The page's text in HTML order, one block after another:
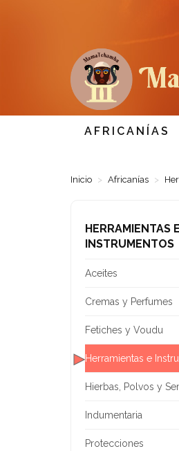
AFRICANÍAS
Inicio Africanías
HERRAMIENTAS E
INSTRUMENTOS
Aceites
Cremas y Perfumes
Fetiches y Voudu
Herramientas e
Hierbas, Polvos y
Indumentaria
Protecciones